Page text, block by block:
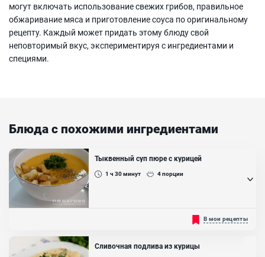
могут включать использование свежих грибов, правильное
обжаривание мяса и приготовление соуса по оригинальному
рецепту. Каждый может придать этому блюду свой
неповторимый вкус, экспериментируя с ингредиентами и
специями.
Блюда с похожими ингредиентами
Тыквенный суп пюре с курицей
1 ч 30минут 4порции
Предлагаем вам попробовать приготовить тыквенный суп - пюре
с курицей по классическому рецепту. Это блюдо содержит в себе
много витаминов, потому что в нём присутствуют полезные для
употребления продукты: тыква, картофель, лук, морковь. Этот суп-
пюре с курицей довольно полезен, легко и быстро усваивается
В мои рецепты
Сливочная подлива из курицы